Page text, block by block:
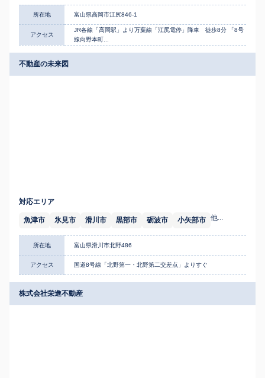
所在地 富山県高岡市江尻846-1
アクセス
JR各線「高岡駅」より万葉線「江尻電停」降車 徒歩8分 「8号
線向野本町...
不動産の未来図
対応エリア
魚津市 氷見市 滑川市 黒部市 砺波市 小矢部市 他...
所在地 富山県滑川市北野486
アクセス 国道8号線「北野第一・北野第二交差点」よりすぐ
株式会社栄進不動産